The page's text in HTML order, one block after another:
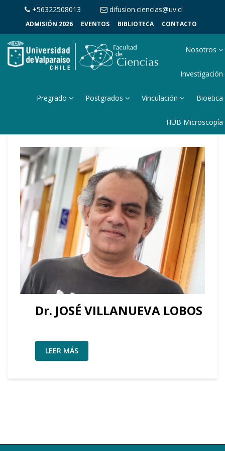
+56322508013 difusion.ciencias@uv.cl
ADMISIÓN 2026 EVENTOS BIBLIOTECA CONTACTO
Nosotros
Investigación
Pregrado Postgrados Vinculación Bioetica
HUB Microscopía
Dr. JOSÉ VILLANUEVA LOBOS
LEER MÁS